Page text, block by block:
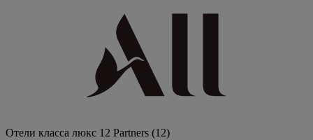
Отели класса люкс 12 Partners (12)